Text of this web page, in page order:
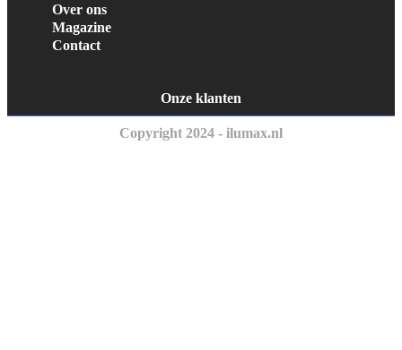
Over ons
Magazine
Contact
Onze klanten
Copyright 2024 - ilumax.nl